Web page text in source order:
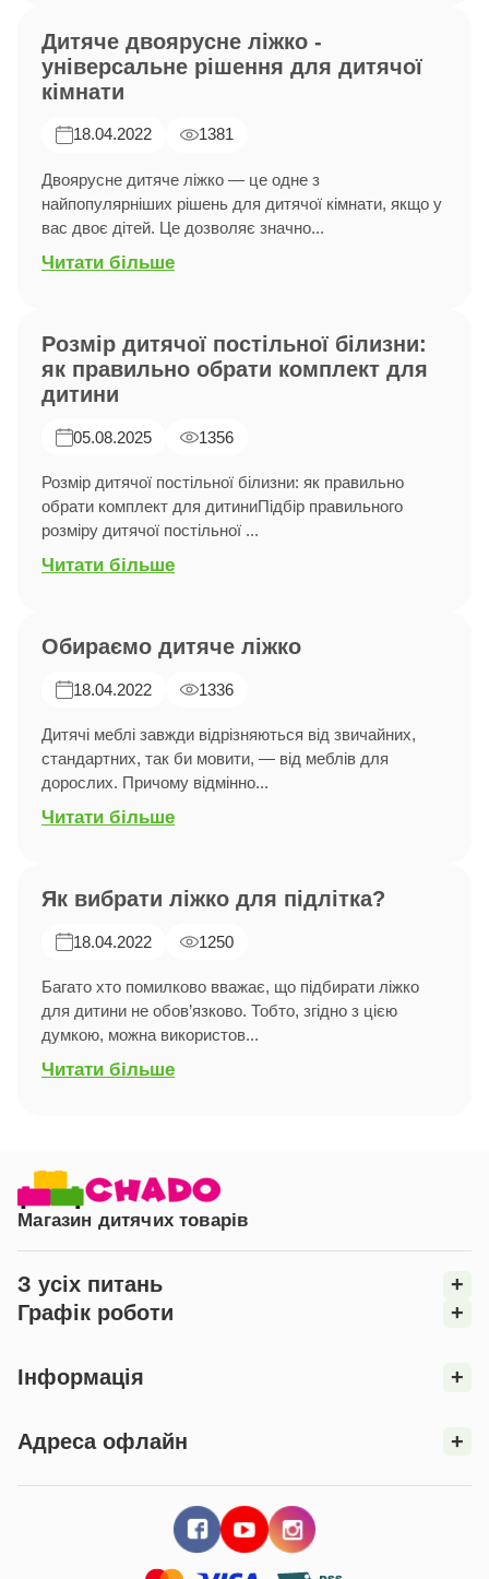
Дитяче двоярусне ліжко -
універсальне рішення для дитячої
кімнати
18.04.2022 1381
Двоярусне дитяче ліжко — це одне з
найпопулярніших рішень для дитячої кімнати, якщо у
вас двоє дітей. Це дозволяє значно...
Читати більше
Розмір дитячої постільної білизни:
як правильно обрати комплект для
дитини
05.08.2025 1356
Розмір дитячої постільної білизни: як правильно
обрати комплект для дитиниПідбір правильного
розміру дитячої постільної ...
Читати більше
Обираємо дитяче ліжко
18.04.2022 1336
Дитячі меблі завжди відрізняються від звичайних,
стандартних, так би мовити, — від меблів для
дорослих. Причому відмінно...
Читати більше
Як вибрати ліжко для підлітка?
18.04.2022 1250
Багато хто помилково вважає, що підбирати ліжко
для дитини не обов’язково. Тобто, згідно з цією
думкою, можна використов...
Читати більше
Магазин дитячих товарів
З усіх питань
+
Графік роботи
+
Інформація +
Адреса офлайн +